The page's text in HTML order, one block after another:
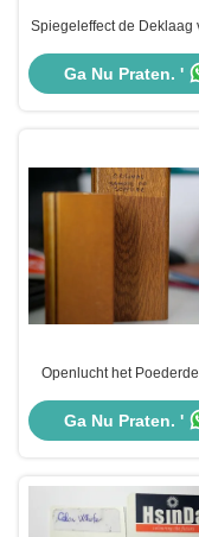
Spiegeleffect de Deklaag
Ga Nu Praten. '
Openlucht het
Ga Nu Praten. '